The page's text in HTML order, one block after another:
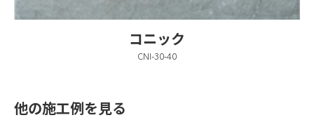
コニック
CNI-30-40
他の施工例を見る